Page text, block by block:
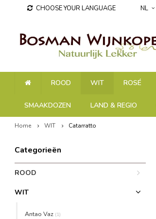
CHOOSE YOUR LANGUAGE NL
ROOD WIT ROSÉ
SMAAKDOZEN LAND & REGIO
Home WIT Catarratto
Categorieën
ROOD
WIT
Antao Vaz (1)